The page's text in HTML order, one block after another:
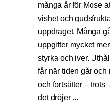
många år för Mose
vishet och
uppdraget. Många
uppgifter mycket
styrka och iver.
får när tiden går och
och fortsätter – trots
det dröjer ...